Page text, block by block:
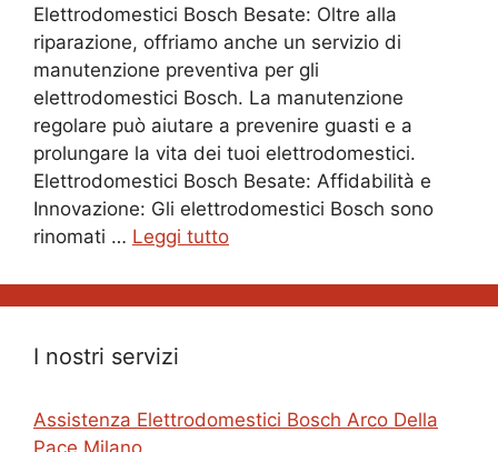
Elettrodomestici Bosch Besate: Oltre alla
riparazione, offriamo anche un servizio di
manutenzione preventiva per gli
elettrodomestici Bosch. La manutenzione
regolare può aiutare a prevenire guasti e a
prolungare la vita dei tuoi elettrodomestici.
Elettrodomestici Bosch Besate: Affidabilità e
Innovazione: Gli elettrodomestici Bosch sono
rinomati … Leggi tutto
I nostri servizi
Assistenza Elettrodomestici Bosch Arco Della
Pace Milano